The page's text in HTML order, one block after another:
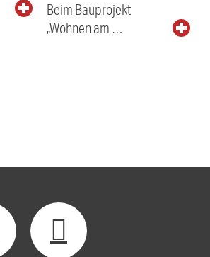
Beim Bauprojekt
„Wohnen am …